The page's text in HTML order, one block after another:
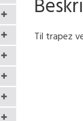
Til trapez